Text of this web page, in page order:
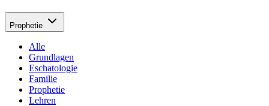
Prophetie
Alle
Grundlagen
Eschatologie
Familie
Prophetie
Lehren